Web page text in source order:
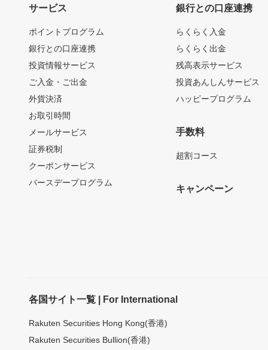
サービス
ポイントプログラム
銀行との口座連携
投資情報サービス
ご入金・ご出金
外貨決済
お取引時間
メールサービス
証券税制
クーポンサービス
バースデープログラム
銀行との口座連携
らくらく入金
らくらく出金
残高表示サービス
投資あんしんサービス
ハッピープログラム
手数料
超割コース
キャンペーン
各国サイト一覧 | For International
Rakuten Securities Hong Kong(香港)
Rakuten Securities Bullion(香港)